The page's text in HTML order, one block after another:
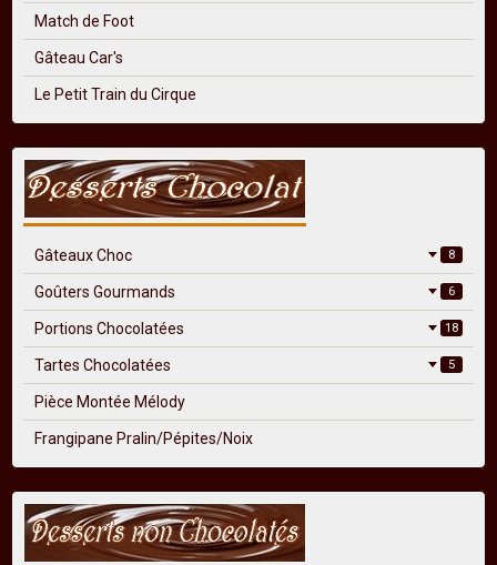
Match de Foot
Gâteau Car's
Le Petit Train du Cirque
Gâteaux Choc 8
Goûters Gourmands 6
Portions Chocolatées 18
Tartes Chocolatées 5
Pièce Montée Mélody
Frangipane Pralin/Pépites/Noix